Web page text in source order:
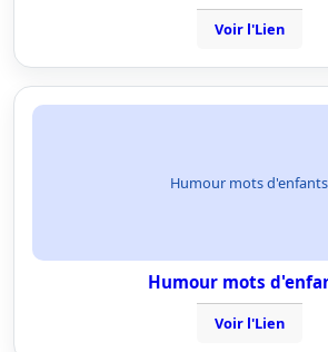
Voir l'Lien
Humour mots d'enfants
Humour mots
Voir l'Lien